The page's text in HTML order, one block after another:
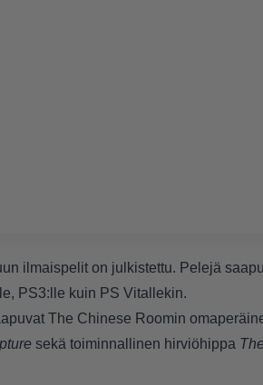
ilmaispelit on julkistettu. Pelejä
PS3:lle kuin PS Vitallekin.
The Chinese Roomin
sekä toiminnallinen hirviöhippa